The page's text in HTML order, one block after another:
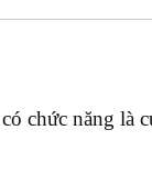
chức năng là